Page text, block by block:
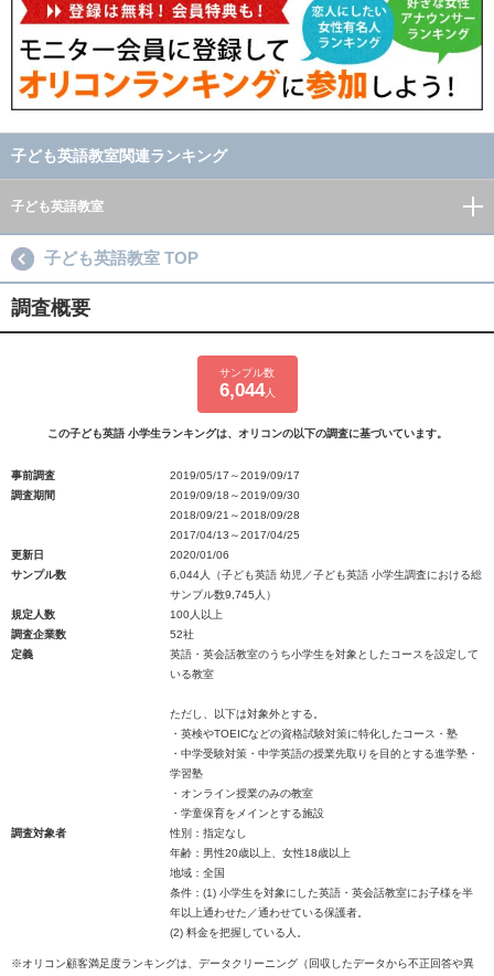
子ども英語教室関連ランキング
子ども英語教室
子ども英語教室 TOP
調査概要
サンプル数
6,044人
この子ども英語 小学生ランキングは、オリコンの以下の調査に基づいています。
事前調査
2019/05/17～2019/09/17
調査期間
2019/09/18～2019/09/30
2018/09/21～2018/09/28
2017/04/13～2017/04/25
更新日
2020/01/06
サンプル数
6,044人（子ども英語 幼児／子ども英語 小学生調査における総
サンプル数9,745人）
規定人数
100人以上
調査企業数
52社
定義
英語・英会話教室のうち小学生を対象としたコースを設定して
いる教室
ただし、以下は対象外とする。
・英検やTOEICなどの資格試験対策に特化したコース・塾
・中学受験対策・中学英語の授業先取りを目的とする進学塾・
学習塾
・オンライン授業のみの教室
・学童保育をメインとする施設
調査対象者
性別：指定なし
年齢：男性20歳以上、女性18歳以上
地域：全国
条件：(1) 小学生を対象にした英語・英会話教室にお子様を半
年以上通わせた／通わせている保護者。
(2) 料金を把握している人。
※オリコン顧客満足度ランキングは、データクリーニング（回収したデータから不正回答や異